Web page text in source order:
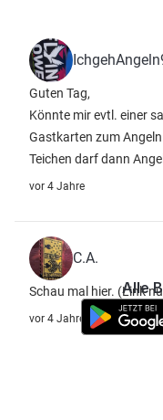
Guten Tag,
Könnte mir evtl. einer
Gastkarten zum
Teichen darf dann
vor 4 Jahre
C.A.
Schau mal hier. (Link
vor 4 Jahre
Alle